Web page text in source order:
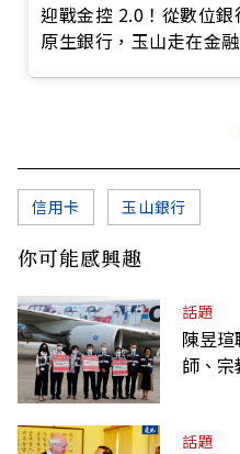
迎戰金控 2.0！從數位銀
原生銀行，玉山走在金
信用卡 玉山銀行
你可能感興趣
話題
陳昱
師、
話題